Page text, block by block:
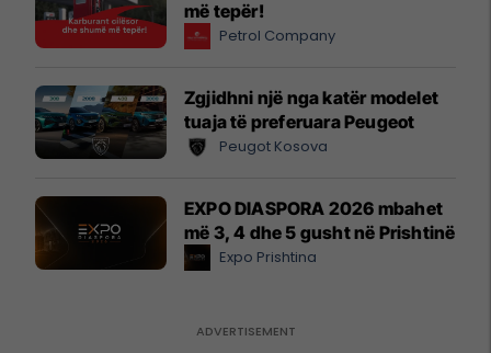
më tepër!
Petrol Company
Zgjidhni një nga katër modelet
tuaja të preferuara Peugeot
Peugot Kosova
EXPO DIASPORA 2026 mbahet
më 3, 4 dhe 5 gusht në Prishtinë
Expo Prishtina